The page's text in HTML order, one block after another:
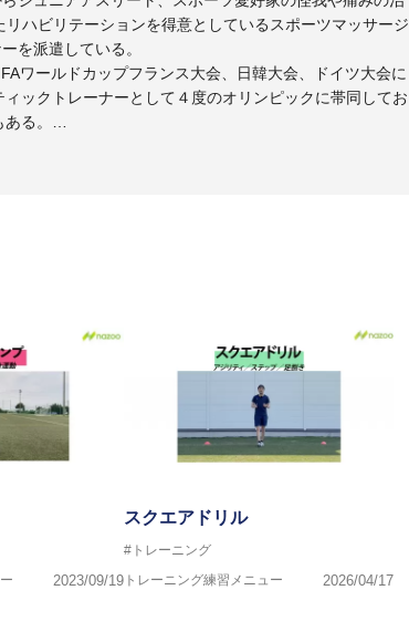
ハビリテーションを得意としているスポーツマッサージ
を派遣している。
ワールドカップフランス大会、日韓大会、ドイツ大会に
ックトレーナーとして４度のオリンピックに帯同してお
る。
を企業理念として掲げ、世の中の人々の『健康』をあら
2023/09/19
スクエアドリル
#トレーニング
トレーニング練習メニュー
2026/04/17